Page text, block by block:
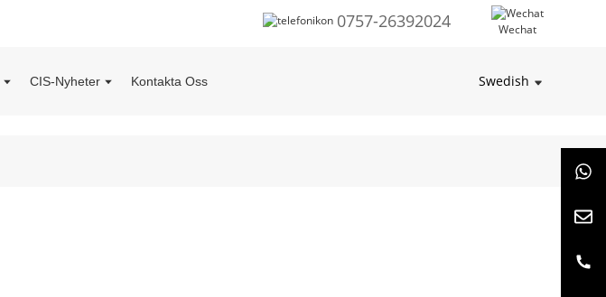
0757-26392024 Wechat
CIS-Nyheter Kontakta Oss Swedish